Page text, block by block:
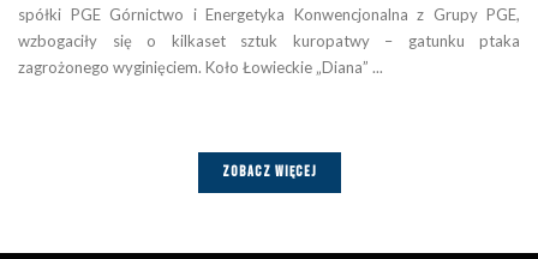
spółki PGE Górnictwo i Energetyka Konwencjonalna z Grupy PGE,
wzbogaciły się o kilkaset sztuk kuropatwy – gatunku ptaka
zagrożonego wyginięciem. Koło Łowieckie „Diana” ...
ZOBACZ WIĘCEJ